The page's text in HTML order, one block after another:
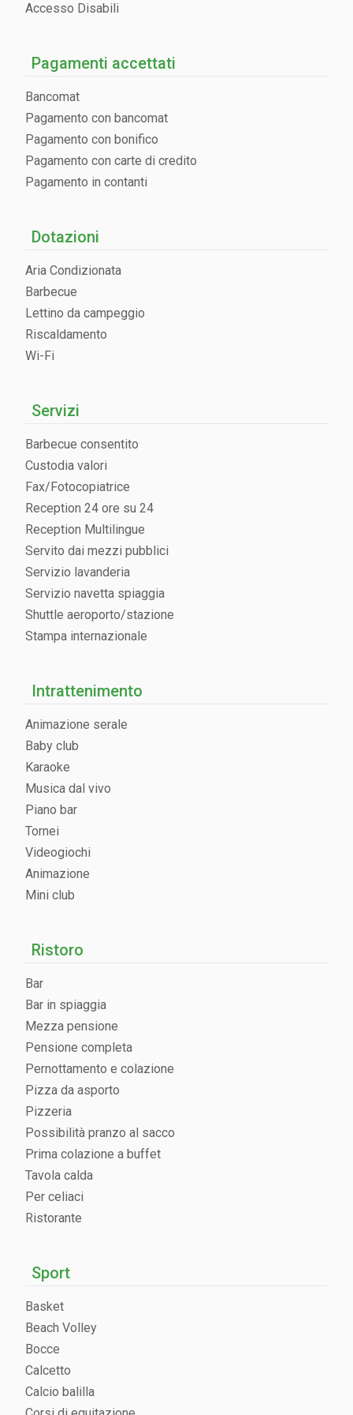
Accesso Disabili
Pagamenti accettati
Bancomat
Pagamento con bancomat
Pagamento con bonifico
Pagamento con carte di credito
Pagamento in contanti
Dotazioni
Aria Condizionata
Barbecue
Lettino da campeggio
Riscaldamento
Wi-Fi
Servizi
Barbecue consentito
Custodia valori
Fax/Fotocopiatrice
Reception 24 ore su 24
Reception Multilingue
Servito dai mezzi pubblici
Servizio lavanderia
Servizio navetta spiaggia
Shuttle aeroporto/stazione
Stampa internazionale
Intrattenimento
Animazione serale
Baby club
Karaoke
Musica dal vivo
Piano bar
Tornei
Videogiochi
Animazione
Mini club
Ristoro
Bar
Bar in spiaggia
Mezza pensione
Pensione completa
Pernottamento e colazione
Pizza da asporto
Pizzeria
Possibilità pranzo al sacco
Prima colazione a buffet
Tavola calda
Per celiaci
Ristorante
Sport
Basket
Beach Volley
Bocce
Calcetto
Calcio balilla